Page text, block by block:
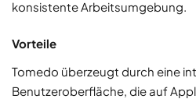
konsistente Arbeitsumgebung.
Vorteile
Tomedo überzeugt durch eine
Benutzeroberfläche, die auf